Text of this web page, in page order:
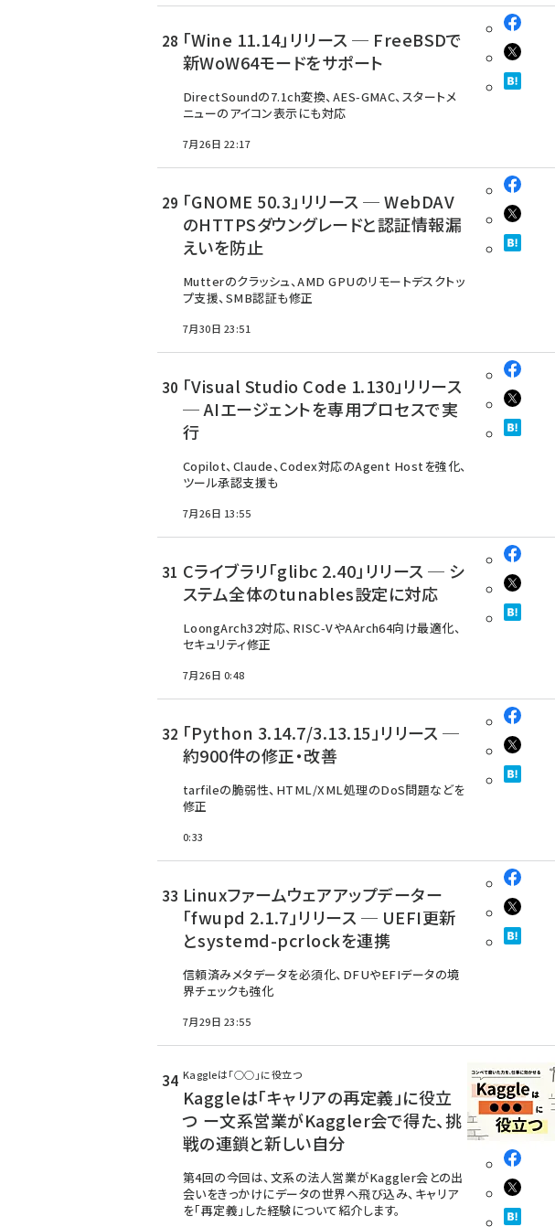
「Wine 11.14」リリース ─ FreeBSDで
新WoW64モードをサポート
DirectSoundの7.1ch変換、AES-GMAC、スタートメ
ニューのアイコン表示にも対応
7月26日 22:17
「GNOME 50.3」リリース ─ WebDAV
のHTTPSダウングレードと認証情報漏
えいを防止
Mutterのクラッシュ、AMD GPUのリモートデスクトッ
プ支援、SMB認証も修正
7月30日 23:51
「Visual Studio Code 1.130」リリース
─ AIエージェントを専用プロセスで実
行
Copilot、Claude、Codex対応のAgent Hostを強化、
ツール承認支援も
7月26日 13:55
Cライブラリ「glibc 2.40」リリース ─ シ
ステム全体のtunables設定に対応
LoongArch32対応、RISC-VやAArch64向け最適化、
セキュリティ修正
7月26日 0:48
「Python 3.14.7/3.13.15」リリース ─
約900件の修正・改善
tarfileの脆弱性、HTML/XML処理のDoS問題などを
修正
0:33
Linuxファームウェアアップデーター
「fwupd 2.1.7」リリース ─ UEFI更新
とsystemd-pcrlockを連携
信頼済みメタデータを必須化、DFUやEFIデータの境
界チェックも強化
7月29日 23:55
Kaggleは「○○」に役立つ
Kaggleは「キャリアの再定義」に役立
つ ー文系営業がKaggler会で得た、挑
戦の連鎖と新しい自分
第4回の今回は、文系の法人営業がKaggler会との出
会いをきっかけにデータの世界へ飛び込み、キャリア
を「再定義」した経験について紹介します。